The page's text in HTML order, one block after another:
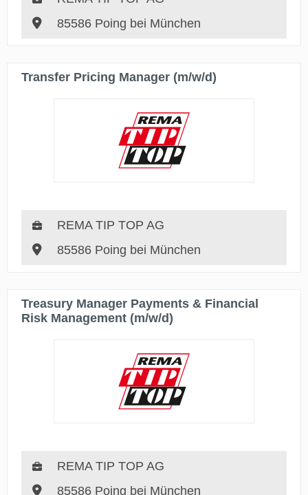
85586 Poing bei München
Transfer Pricing Manager (m/w/d)
REMA TIP TOP AG
85586 Poing bei München
Treasury Manager Payments & Financial
Risk Management (m/w/d)
REMA TIP TOP AG
85586 Poing bei München